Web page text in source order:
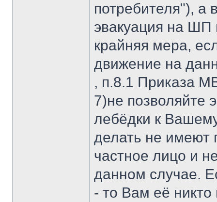
потребителя"),
эвакуация на ШП
крайняя мера,
движение на
, п.8.1 Приказа
7)не позволяйте
лебёдки к
делать не имеют
частное лицо и
данном случае.
- то Вам её